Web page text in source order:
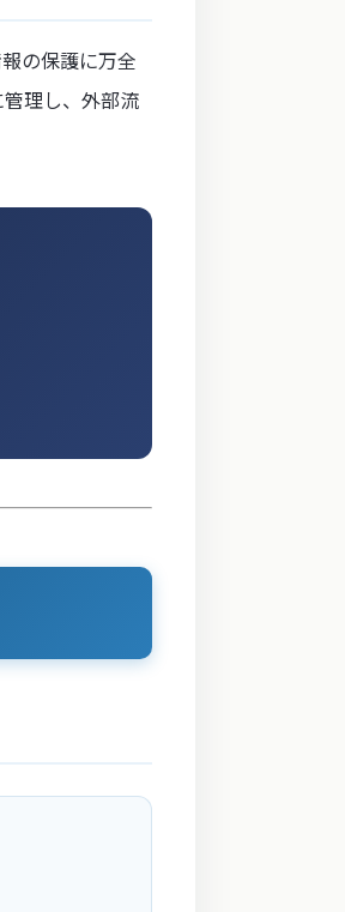
の保護に万全
理し、外部流